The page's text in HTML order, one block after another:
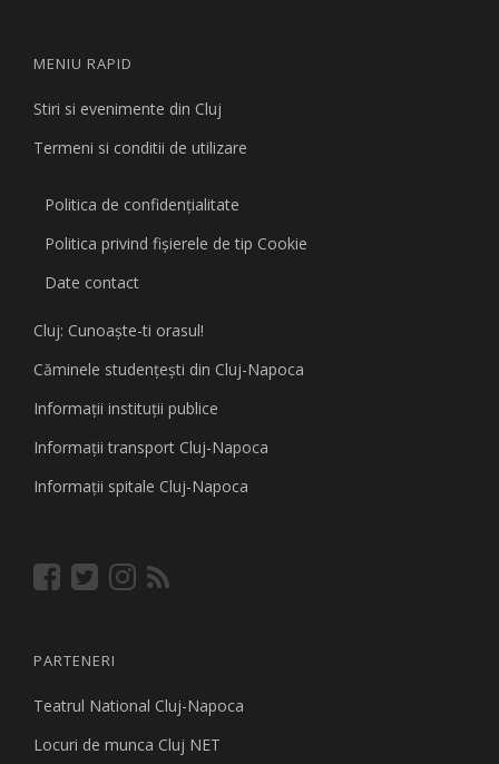
MENIU RAPID
Stiri si evenimente din Cluj
Termeni si conditii de utilizare
Politica de confidențialitate
Politica privind fişierele de tip Cookie
Date contact
Cluj: Cunoaşte-ti orasul!
Căminele studenţeşti din Cluj-Napoca
Informaţii instituţii publice
Informaţii transport Cluj-Napoca
Informaţii spitale Cluj-Napoca
PARTENERI
Teatrul National Cluj-Napoca
Locuri de munca Cluj NET